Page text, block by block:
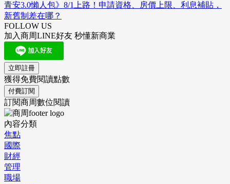
青安3.0懶人包》8/1上路！申請資格、房價上限、利息補貼，
新舊制差在哪？
FOLLOW US
加入商周LINE好友 秒懂新商業
立即註冊
獲得免費閱讀點數
付費訂閱
訂閱商周數位閱讀
內容分類
焦點
國際
財經
管理
職場